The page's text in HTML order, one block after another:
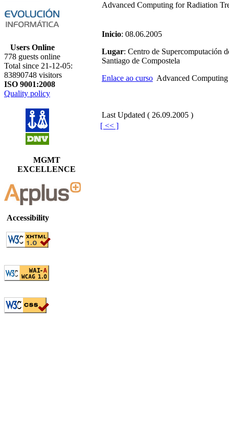
Users Online
778 guests online
Total since 21-12-05:
83890748 visitors
ISO 9001:2008
Quality policy
MGMT
EXCELLENCE
Accessibility
Advanced Computing for Radiation
Inicio: 08.06.2005
Lugar: Centro de Supercomputación
Santiago de Compostela
Enlace ao curso Advanced
Last Updated ( 26.09.2005 )
[ << ]